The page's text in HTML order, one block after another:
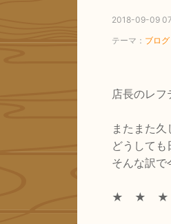
2018-09-09
テーマ： ブログ
店長のレフ
またまた久
どうしても
そんな訳で
★ ★